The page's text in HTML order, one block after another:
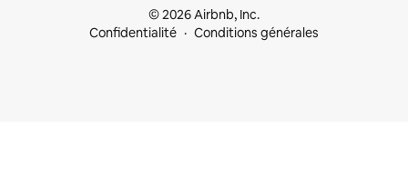
© 2026 Airbnb, Inc.
Confidentialité
Conditions générales